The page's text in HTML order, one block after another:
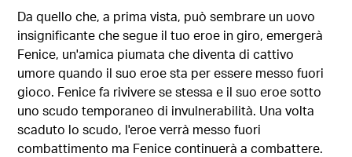
Da quello che, a prima vista, può sembrare un uovo
insignificante che segue il tuo eroe in giro, emergerà
Fenice, un'amica piumata che diventa di cattivo
umore quando il suo eroe sta per essere messo fuori
gioco. Fenice fa rivivere se stessa e il suo eroe sotto
uno scudo temporaneo di invulnerabilità. Una volta
scaduto lo scudo, l'eroe verrà messo fuori
combattimento ma Fenice continuerà a combattere.